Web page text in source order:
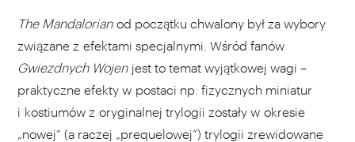
The Mandalorianod początku chwalony był za wybory
związane z efektami specjalnymi. Wśród fanów
Gwiezdnych Wojenjest to temat wyjątkowej wagi –
praktyczne efekty w postaci np. fizycznych miniatur
i kostiumów z oryginalnej trylogii zostały w okresie
„nowej” (a raczej „prequelowej”) trylogii zrewidowane